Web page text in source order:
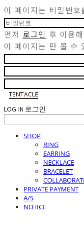
이 페이지는 비밀번
먼저 로그인 후 이용
이 페이지는 만 볼 수
LOG IN 로그인
SHOP
RING
EARRING
NECKLACE
BRACELET
PRIVATE PAYMENT
A/S
NOTICE